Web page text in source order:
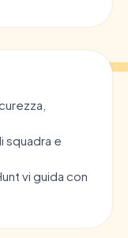
squadra e
vi guida con